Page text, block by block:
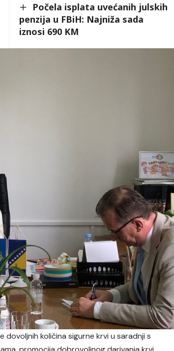
Počela isplata uvećanih julskih
penzija u FBiH: Najniža sada
iznosi 690 KM
količina sigurne krvi u saradnji s